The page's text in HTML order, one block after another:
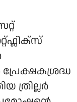
ത്രില്ലർ